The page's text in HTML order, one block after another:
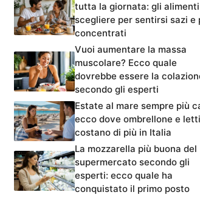
tutta la giornata: gli
scegliere per sentirsi sazi e
concentrati
Vuoi aumentare la massa
muscolare? Ecco quale
dovrebbe essere la
secondo gli esperti
Estate al mare sempre più
ecco dove ombrellone e
costano di più in Italia
La mozzarella più buona del
supermercato secondo gli
esperti: ecco quale ha
conquistato il primo posto